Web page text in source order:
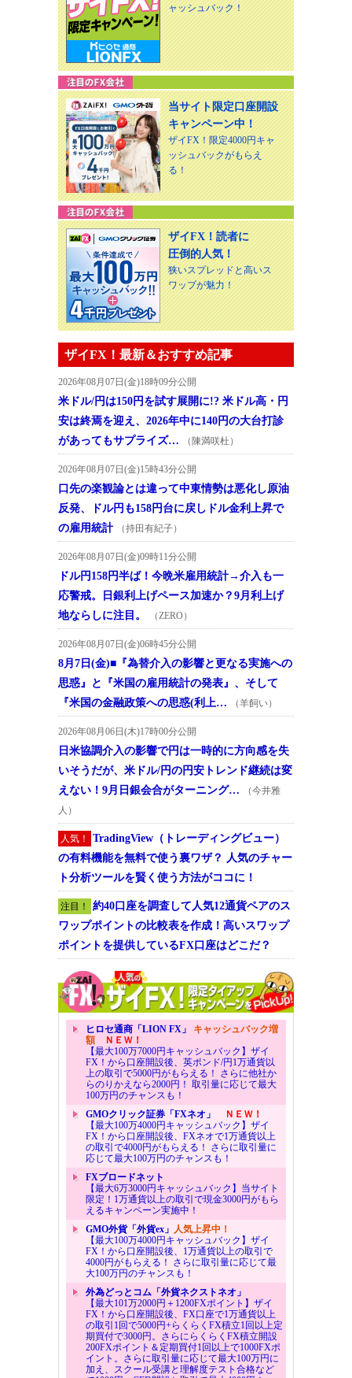
ャッシュバック！
当サイト限定口座開設
キャンペーン中！
ザイFX！限定4000円キャ
ッシュバックがもらえ
る！
ザイFX！読者に
圧倒的人気！
狭いスプレッドと高いス
ワップが魅力！
ザイFX！最新＆おすすめ記事
2026年08月07日(金)18時09分公開
米ドル/円は150円を試す展開に!? 米ドル高・円
安は終焉を迎え、2026年中に140円の大台打診
があってもサプライズ…
（陳満咲杜）
2026年08月07日(金)15時43分公開
口先の楽観論とは違って中東情勢は悪化し原油
反発、ドル円も158円台に戻しドル金利上昇で
の雇用統計
（持田有紀子）
2026年08月07日(金)09時11分公開
ドル円158円半ば！今晩米雇用統計→介入も一
応警戒。日銀利上げペース加速か？9月利上げ
地ならしに注目。
（ZERO）
2026年08月07日(金)06時45分公開
8月7日(金)■『為替介入の影響と更なる実施への
思惑』と『米国の雇用統計の発表』、そして
『米国の金融政策への思惑(利上…
（羊飼い）
2026年08月06日(木)17時00分公開
日米協調介入の影響で円は一時的に方向感を失
いそうだが、米ドル/円の円安トレンド継続は変
えない！9月日銀会合がターニング…
（今井雅
人）
人気！
TradingView（トレーディングビュー）
の有料機能を無料で使う裏ワザ？ 人気のチャー
ト分析ツールを賢く使う方法がココに！
注目！
約40口座を調査して人気12通貨ペアのス
ワップポイントの比較表を作成！高いスワップ
ポイントを提供しているFX口座はどこだ？
ヒロセ通商「LION FX」 キャッシュバック増
額ＮＥＷ！
【最大100万7000円キャッシュバック】ザイ
FX！から口座開設後、英ポンド/円1万通貨以
上の取引で5000円がもらえる！ さらに他社か
らのりかえなら2000円！ 取引量に応じて最大
100万円のチャンスも！
GMOクリック証券「FXネオ」
ＮＥＷ！
【最大100万4000円キャッシュバック】ザイ
FX！から口座開設後、FXネオで1万通貨以上
の取引で4000円がもらえる！ さらに取引量に
応じて最大100万円のチャンスも！
FXブロードネット
【最大6万3000円キャッシュバック】当サイト
限定！1万通貨以上の取引で現金3000円がもら
えるキャンペーン実施中！
GMO外貨「外貨ex」 人気上昇中！
【最大100万4000円キャッシュバック】ザイ
FX！から口座開設後、1万通貨以上の取引で
4000円がもらえる！ さらに取引量に応じて最
大100万円のチャンスも！
外為どっとコム「外貨ネクストネオ」
【最大101万2000円＋1200FXポイント】ザイ
FX！から口座開設後、FX口座で1万通貨以上
の取引1回で5000円+らくらくFX積立1回以上定
期買付で3000円。さらにらくらくFX積立開設
200FXポイント＆定期買付1回以上で1000FXポ
イント。さらに取引量に応じて最大100万円に
加え、スクール受講と理解度テスト合格など